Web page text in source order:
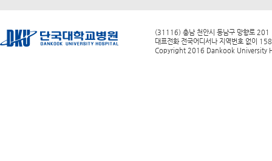
(31116) 충남 천안시 동남구 망향로 201
대표전화 전국어디서나 지역번호 없이
Copyright 2016 Dankook University